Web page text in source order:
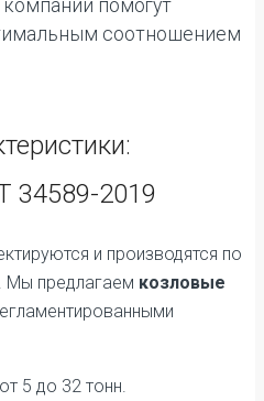
помогут
соотношением
34589-2019
и производятся по
Мы предлагаем козловые
5 до 32 тонн.